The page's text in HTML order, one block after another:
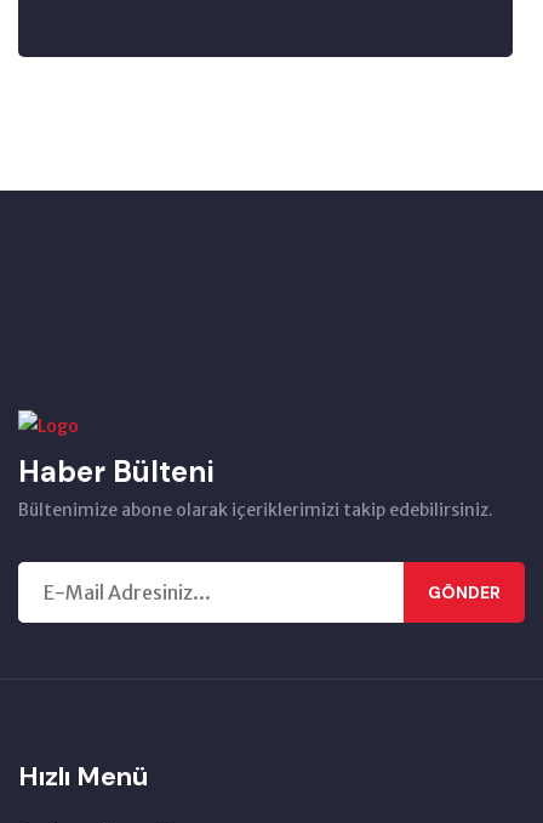
Haber Bülteni
Bültenimize abone olarak içeriklerimizi takip edebilirsiniz.
GÖNDER
Hızlı Menü